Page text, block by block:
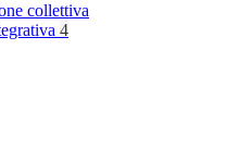
collettiva
4